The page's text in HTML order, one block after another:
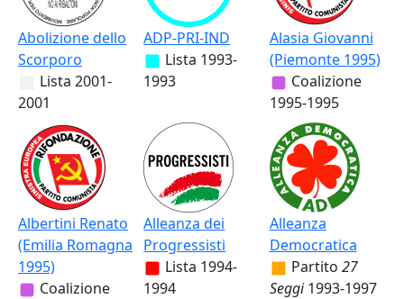
Abolizione dello
Scorporo
Lista 2001-
2001
ADP-PRI-IND
Lista 1993-
1993
Alasia Giovanni
(Piemonte 1995)
Coalizione
1995-1995
Albertini Renato
(Emilia Romagna
1995)
Coalizione
Alleanza dei
Progressisti
Lista 1994-
1994
Alleanza
Democratica
Partito 27
Seggi 1993-1997